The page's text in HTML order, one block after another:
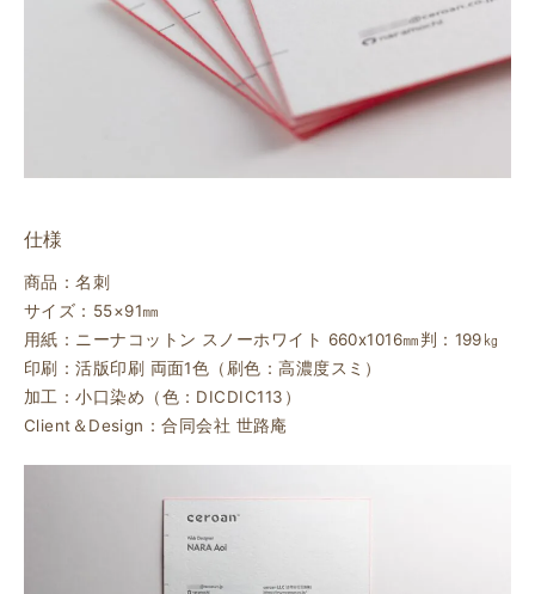
仕様
商品：名刺
サイズ：55×91㎜
用紙：ニーナコットン スノーホワイト 660ⅹ1016㎜判：199㎏
印刷：活版印刷 両面1色（刷色：高濃度スミ）
加工：小口染め（色：DICDIC113）
Client＆Design：合同会社 世路庵